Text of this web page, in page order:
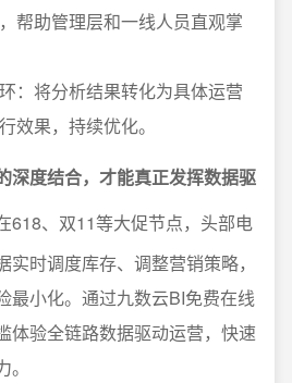
帮助管理层和一线人员直观掌
：将分析结果转化为具体运营
效果，持续优化。
深度结合，才能真正发挥数据驱
618、双11等大促节点，头部电
时调度库存、调整营销策略，
最小化。通过九数云BI免费在线
体验全链路数据驱动运营，快速